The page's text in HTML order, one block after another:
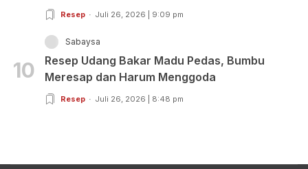
Resep Juli 26, 2026 | 9:09 pm
10
Sabaysa
Resep Udang Bakar Madu Pedas, Bumbu
Meresap dan Harum Menggoda
Resep Juli 26, 2026 | 8:48 pm